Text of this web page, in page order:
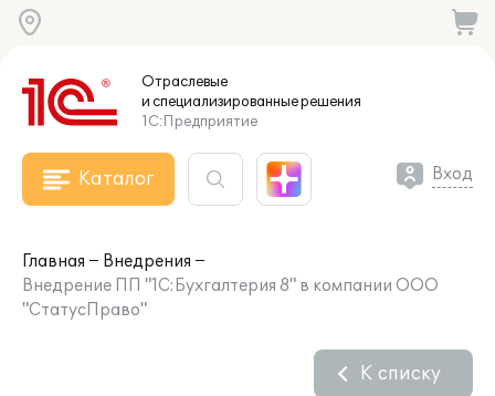
Отраслевые
и специализированныерешения
1С:Предприятие
Каталог Вход
Главная
Внедрения
Внедрение ПП "1С:Бухгалтерия 8" в компании ООО
"СтатусПраво"
К списку